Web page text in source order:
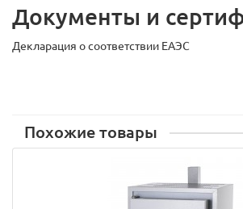
Документы и
Декларация о соответствии ЕАЭС
Похожие товары